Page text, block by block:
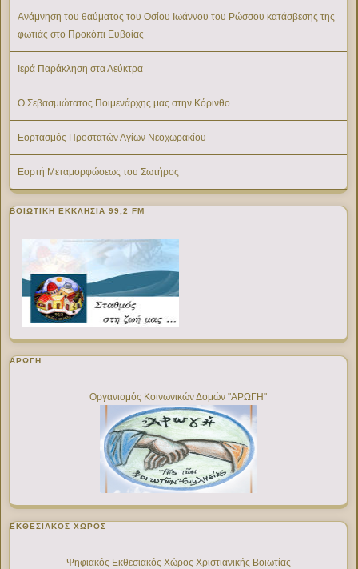
Ανάμνηση του θαύματος του Οσίου Ιωάννου του Ρώσσου κατάσβεσης της
φωτιάς στο Προκόπι Ευβοίας
Ιερά Παράκληση στα Λεύκτρα
Ο Σεβασμιώτατος Ποιμενάρχης μας στην Κόρινθο
Εορτασμός Προστατών Αγίων Νεοχωρακίου
Εορτή Μεταμορφώσεως του Σωτήρος
ΒΟΙΩΤΙΚΉ ΕΚΚΛΗΣΊΑ 99,2 FM
ΑΡΩΓΗ
Οργανισμός Κοινωνικών Δομών "ΑΡΩΓΗ"
ΕΚΘΕΣΙΑΚΌΣ ΧΏΡΟΣ
Ψηφιακός Εκθεσιακός Χώρος Χριστιανικής Βοιωτίας